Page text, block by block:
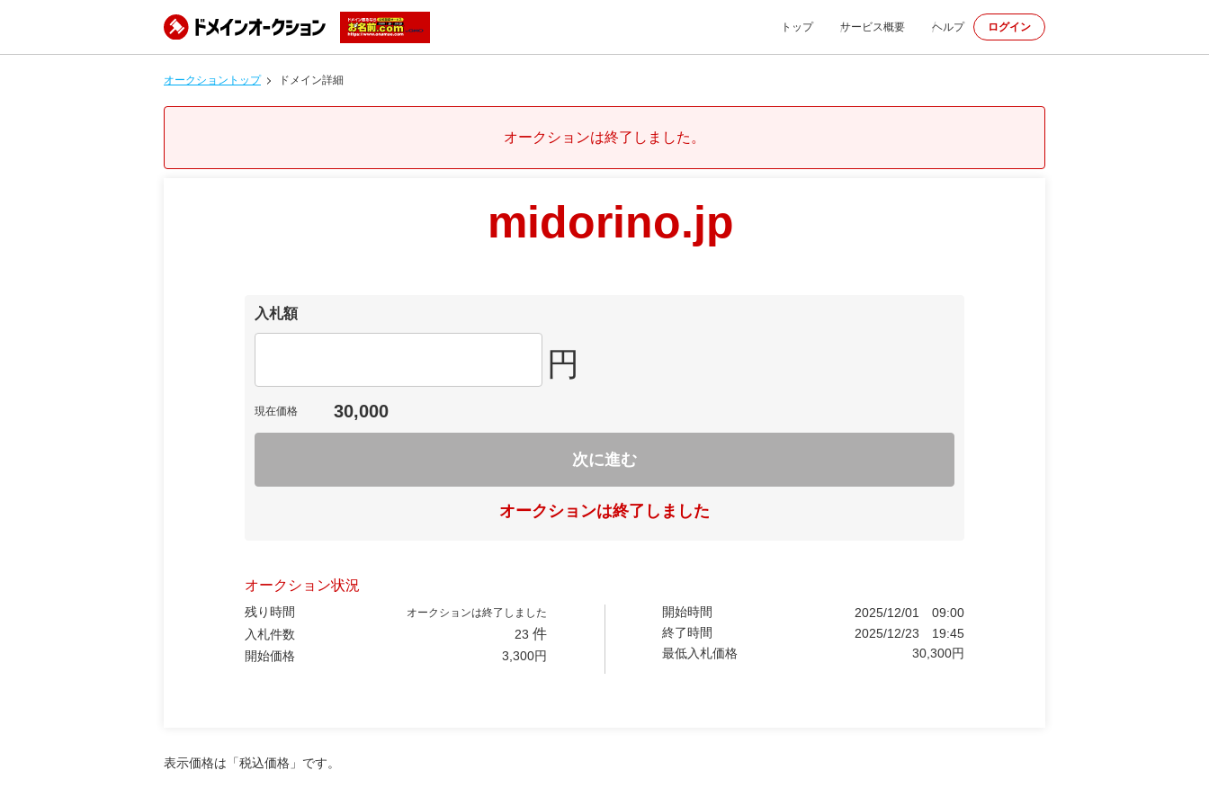
トップ サービス概要 ヘルプ ログイン
オークショントップ ドメイン詳細
オークションは終了しました。
midorino.jp
入札額
円
現在価格 30,000
次に進む
オークションは終了しました
オークション状況
残り時間 オークションは終了しました
入札件数 23 件
開始価格 3,300円
開始時間 2025/12/01
09:00
終了時間
2025/12/23
19:45
最低入札価格
30,300円
表示価格は「税込価格」です。